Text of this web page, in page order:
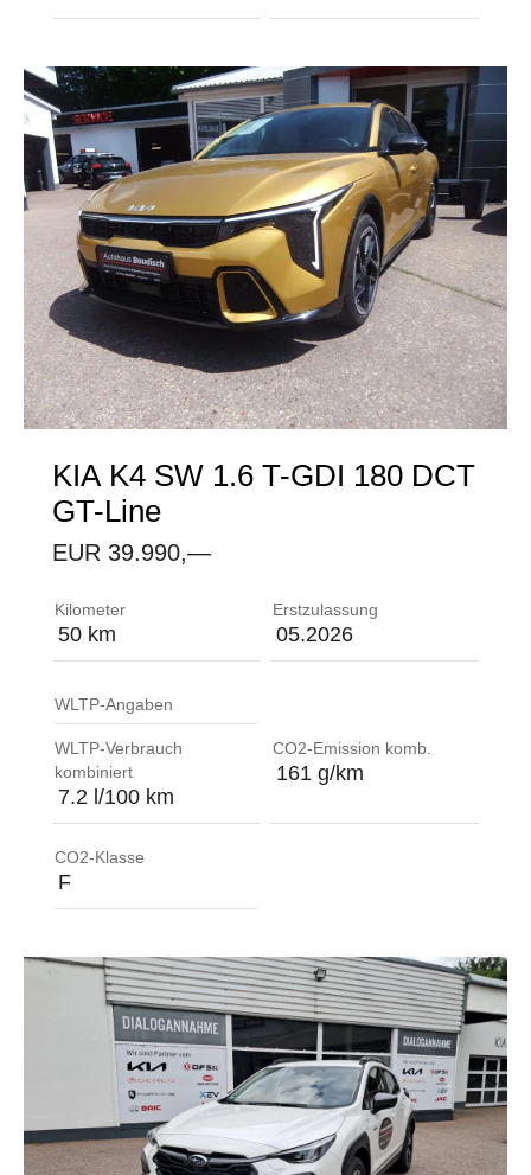
KIA K4 SW 1.6 T-GDI 180 DCT
GT-Line
EUR 39.990,—
Kilometer
50 km
Erstzulassung
05.2026
WLTP-Angaben
WLTP-Verbrauch
kombiniert
7.2 l/100 km
CO2-Emission komb.
161 g/km
CO2-Klasse
F